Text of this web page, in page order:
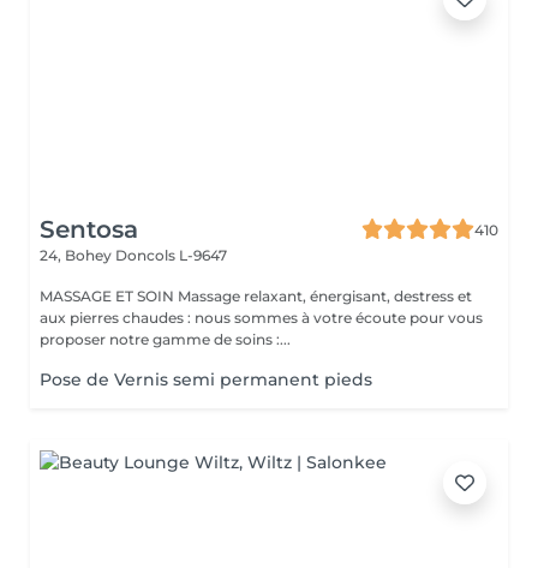
Sentosa
410
24, Bohey Doncols L-9647
MASSAGE ET SOIN Massage relaxant, énergisant, destress et
aux pierres chaudes : nous sommes à votre écoute pour vous
proposer notre gamme de soins :...
Pose de Vernis semi permanent pieds